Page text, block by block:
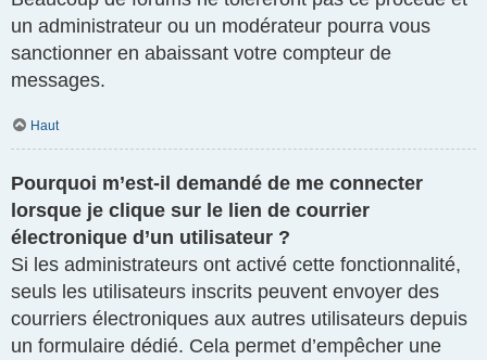
un administrateur ou un modérateur pourra vous
sanctionner en abaissant votre compteur de
messages.
Haut
Pourquoi m’est-il demandé de me connecter
lorsque je clique sur le lien de courrier
électronique d’un utilisateur ?
Si les administrateurs ont activé cette fonctionnalité,
seuls les utilisateurs inscrits peuvent envoyer des
courriers électroniques aux autres utilisateurs depuis
un formulaire dédié. Cela permet d’empêcher une